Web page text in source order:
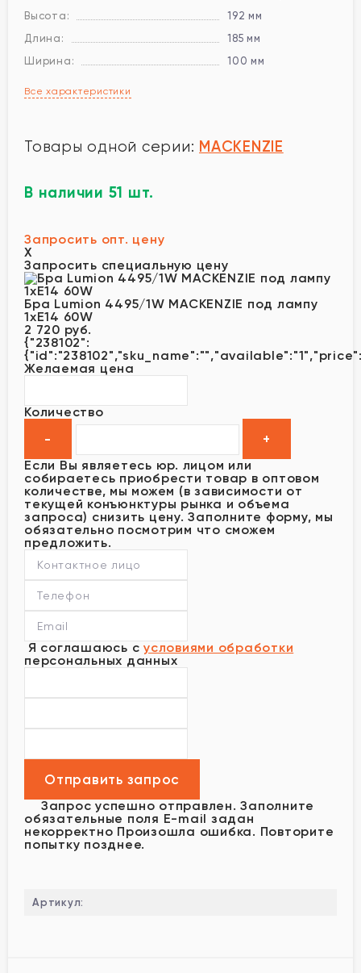
Высота:
192 мм
Длина:
185 мм
Ширина:
100 мм
Все характеристики
Товары одной серии: MACKENZIE
В наличии 51 шт.
Запросить опт. цену
X
Запросить специальную цену
Бра Lumion 4495/1W MACKENZIE под лампу
1xE14 60W
2 720 руб.
{"238102":
Желаемая цена
Количество
Если Вы являетесь юр. лицом или
собираетесь приобрести товар в оптовом
количестве, мы можем (в зависимости от
текущей конъюнктуры рынка и объема
запроса) снизить цену. Заполните форму, мы
обязательно посмотрим что сможем
предложить.
Я соглашаюсь с условиями обработки
персональных данных
Запрос успешно отправлен. Заполните
обязательные поля E-mail задан
некорректно Произошла ошибка. Повторите
попытку позднее.
Артикул: